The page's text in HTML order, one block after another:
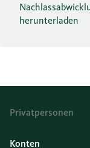
herunterladen
Privatpersonen
Konten